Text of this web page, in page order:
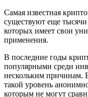
Самая известная
существуют еще
которых имеет свои
применения.
В последние годы
популярными среди
нескольким причинам.
такой уровень
которым не могут